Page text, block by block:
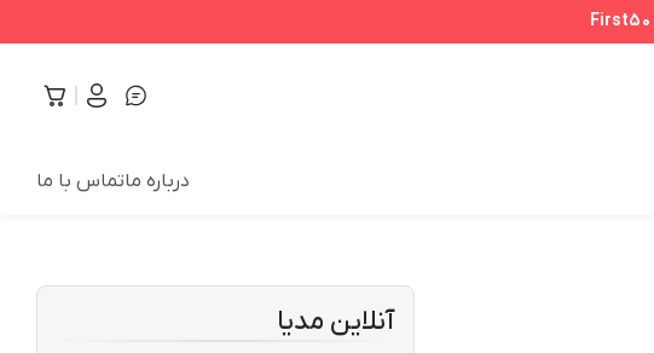
First50
درباره ماتماس با ما
آنلاین مدیا